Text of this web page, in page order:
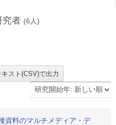
究者 (6 人)
資料のマルチメディア・デ